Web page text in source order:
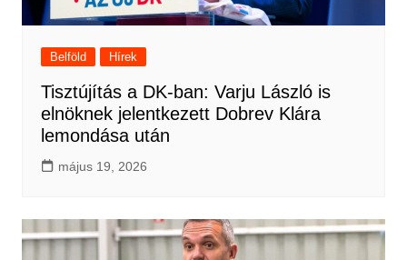
Belföld Hírek
Tisztújítás a DK-ban: Varju László is
elnöknek jelentkezett Dobrev Klára
lemondása után
május 19, 2026